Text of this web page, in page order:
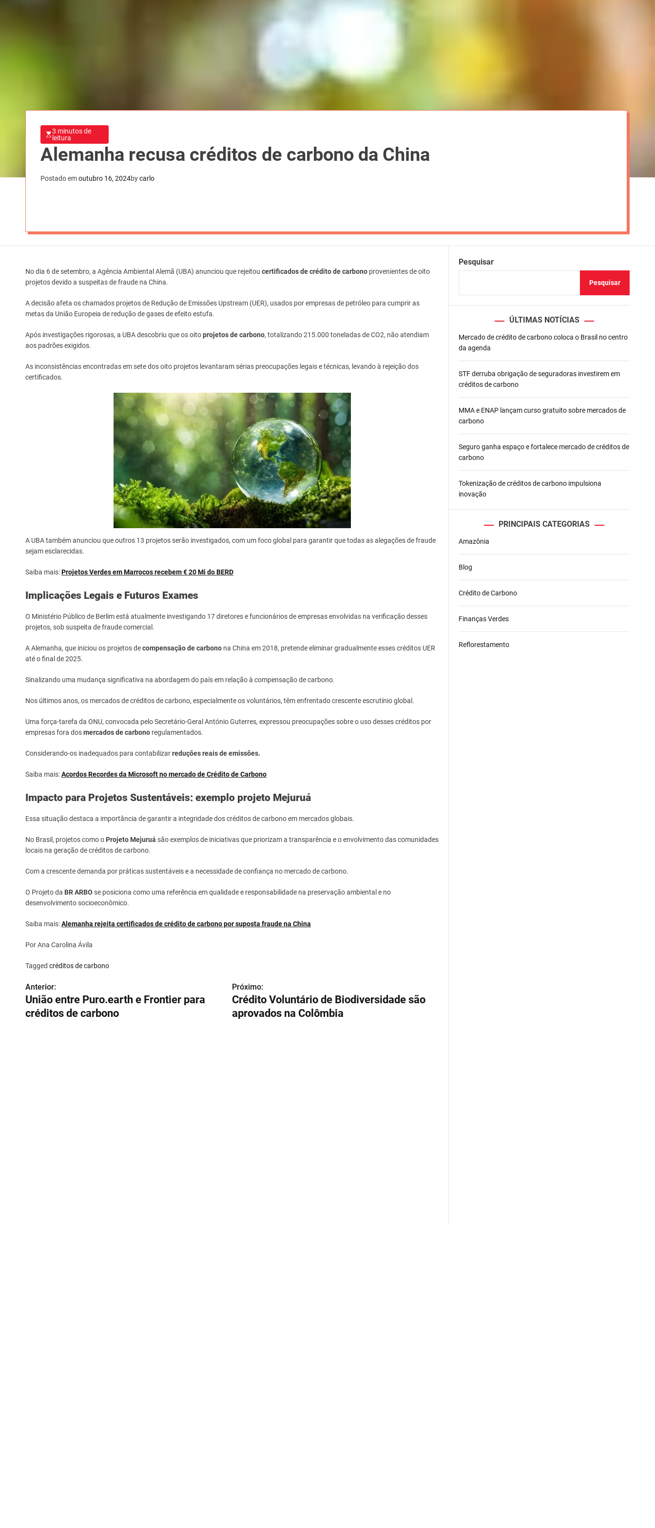
3 minutos de
leitura
Alemanha recusa créditos de carbono da China
Postado emoutubro 16, 2024bycarlo
No dia 6 de setembro, a Agência Ambiental Alemã (UBA) anunciou que rejeitou certificados de crédito de carbono provenientes de oito
projetos devido a suspeitas de fraude na China.
A decisão afeta os chamados projetos de Redução de Emissões Upstream (UER), usados por empresas de petróleo para cumprir as
metas da União Europeia de redução de gases de efeito estufa.
Após investigações rigorosas, a UBA descobriu que os oitoprojetos de carbono, totalizando 215.000 toneladas de CO2, não atendiam
aos padrões exigidos.
As inconsistências encontradas em sete dos oito projetos levantaram sérias preocupações legais e técnicas, levando à rejeição dos
certificados.
A UBA também anunciou que outros 13 projetos serão investigados, com um foco global para garantir que todas as alegações de fraude
sejam esclarecidas.
Saiba mais:Projetos Verdes em Marrocos recebem € 20 Mi do BERD
Implicações Legais e Futuros Exames
O Ministério Público de Berlim está atualmente investigando 17 diretores e funcionários de empresas envolvidas na verificação desses
projetos, sob suspeita de fraude comercial.
A Alemanha, que iniciou os projetos decompensação de carbono na China em 2018, pretende eliminar gradualmente esses créditos UER
até o final de 2025.
Sinalizando uma mudança significativa na abordagem do país em relação à compensação de carbono.
Nos últimos anos, os mercados de créditos de carbono, especialmente os voluntários, têm enfrentado crescente escrutínio global.
Uma força-tarefa da ONU, convocada pelo Secretário-Geral António Guterres, expressou preocupações sobre o uso desses créditos por
empresas fora dosmercados de carbono regulamentados.
Considerando-os inadequados para contabilizarreduções reais de emissões.
Saiba mais:Acordos Recordes da Microsoft no mercado de Crédito de Carbono
Impacto para Projetos Sustentáveis: exemplo projeto Mejuruá
Essa situação destaca a importância de garantir a integridade dos créditos de carbono em mercados globais.
No Brasil, projetos como o Projeto Mejuruá são exemplos de iniciativas que priorizam a transparência e o envolvimento das comunidades
locais na geração de créditos de carbono.
Com a crescente demanda por práticas sustentáveis e a necessidade de confiança no mercado de carbono.
O Projeto da BR ARBO se posiciona como uma referência em qualidade e responsabilidade na preservação ambiental e no
desenvolvimento socioeconômico.
Saiba mais:Alemanha rejeita certificados de crédito de carbono por suposta fraude na China
Por Ana Carolina Ávila
Tagged créditos de carbono
N
a
Anterior:
União entre Puro.earth e Frontier para
créditos de carbono
Próximo:
Crédito Voluntário de Biodiversidade são
aprovados na Colômbia
Pesquisar
Pesquisar
ÚLTIMAS NOTÍCIAS
Mercado de crédito de carbono coloca o Brasil no centro
da agenda
STF derruba obrigação de seguradoras investirem em
créditos de carbono
MMA e ENAP lançam curso gratuito sobre mercados de
carbono
Seguro ganha espaço e fortalece mercado de créditos de
carbono
Tokenização de créditos de carbono impulsiona
inovação
PRINCIPAIS CATEGORIAS
Amazônia
Blog
Crédito de Carbono
Finanças Verdes
Reflorestamento